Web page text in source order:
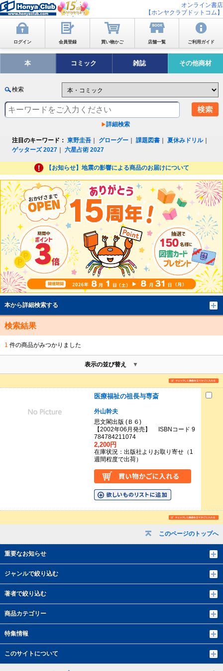
オンライン書店
【ホンヤクラブドットコム】
ログイン 会員登録 買い物かご 店舗一覧 ご利用ガイド
本 コミック 雑誌 その他商材
検索
詳細検索
注目のキーワード： 東野圭吾 グローグー ｜課題図書 ｜夏休みドリル｜
ゲッターズ 2027 ｜六星占術 2027
【お知らせ】地震の影響による商品のお届けについて
このページのトップへ
重要なお知らせ
ジャンルで絞り込む
著者で絞り込む
商品カテゴリー
特集情報
このサイトについて
本から詳細検索する
検索結果
1 件の商品がみつかりました
表示の並び替え
医療福祉の祖長与専斎
外山幹夫
思文閣出版 (Ｂ６)
【2002年06月発売】 ISBNコード 9
784784211074
2,200円
在庫状況：出版社よりお取り寄せ（1
週間程度で出荷）